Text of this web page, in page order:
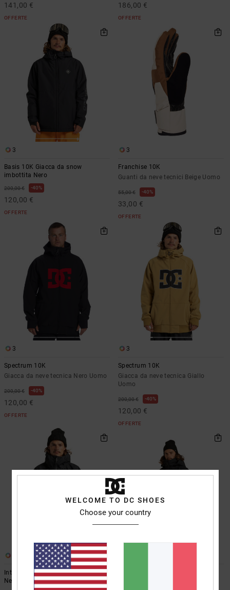
141,00 €
OFFERTE
186,00 €
OFFERTE
3
Basis 10K Giacca da snow
imbottita Nero
200,00 € 40%
120,00 €
OFFERTE
3
Franchise 10K
Guanti da neve tecnici Beige Uomo
55,00 € 40%
33,00 €
OFFERTE
3
Spectrum 10K
Giacca da neve tecnica Nero Uomo
200,00 € 40%
120,00 €
OFFERTE
3
Spectrum 10K
Giacca da neve tecnica Giallo
Uomo
200,00 € 40%
120,00 €
OFFERTE
Intel 30K Giacca da snow imbottita
Nero
WELCOME TO DC SHOES
Choose your country